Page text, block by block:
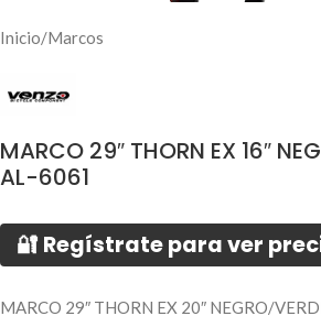
Inicio/Marcos
MARCO 29″ THORN EX 16″
AL-6061
🔐 Regístrate para ver
MARCO 29″ THORN EX 20″ NEGRO/